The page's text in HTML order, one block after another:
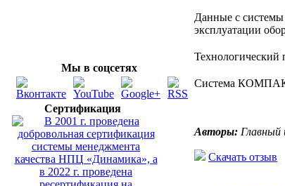
Мы в соцсетях
Сертификация
Данные с
эксплуатации
Система
Авторы:
Скачать отзыв